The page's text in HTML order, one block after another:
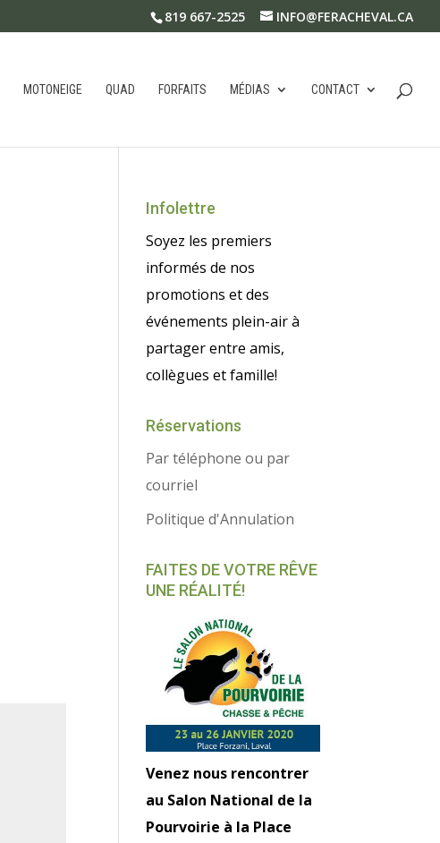
819 667-2525 INFO@FERACHEVAL.CA
MOTONEIGE QUAD FORFAITS MÉDIAS CONTACT
Infolettre
Soyez les premiers
informés de nos
promotions et des
événements plein-air à
partager entre amis,
collègues et famille!
Réservations
Par téléphone ou par
courriel
Politique d'Annulation
FAITES DE VOTRE RÊVE
UNE RÉALITÉ!
Venez nous rencontrer
au Salon National de la
Pourvoirie à la Place